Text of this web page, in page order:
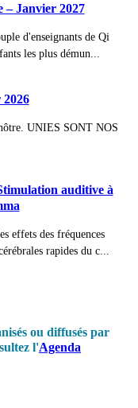
– Janvier 2027
d'enseignants de Qi
les plus démun...
UNIES SONT NOS
auditive à
effets des fréquences
rapides du c...
ou diffusés par
l'Agenda